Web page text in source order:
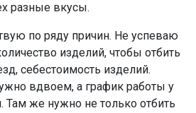
разные вкусы.
по ряду причин. Не успеваю
изделий, чтобы отбить
себестоимость изделий.
вдвоем, а график работы у
Там же нужно не только отбить